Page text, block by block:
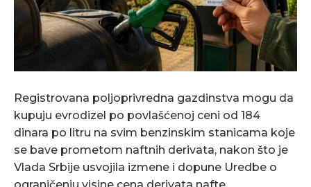
Registrovana poljoprivredna gazdinstva mogu da
kupuju evrodizel po povlašćenoj ceni od 184
dinara po litru na svim benzinskim stanicama koje
se bave prometom naftnih derivata, nakon što je
Vlada Srbije usvojila izmene i dopune Uredbe o
ograničenju visine cena derivata nafte.